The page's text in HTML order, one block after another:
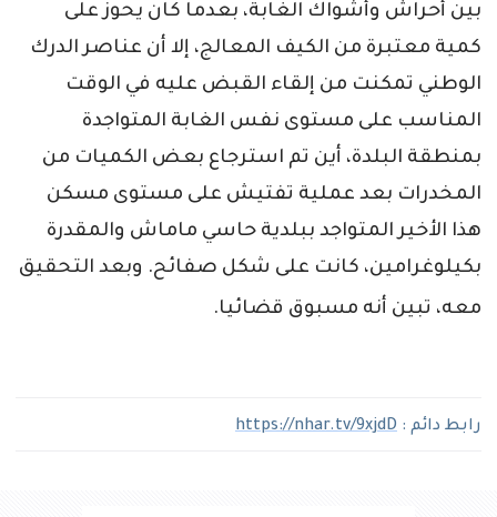
بين أحراش وأشواك الغابة، بعدما كان يحوز على
كمية معتبرة من الكيف المعالج، إلا أن عناصر الدرك
الوطني تمكنت من إلقاء القبض عليه في الوقت
المناسب على مستوى نفس الغابة المتواجدة
بمنطقة البلدة، أين تم استرجاع بعض الكميات من
المخدرات بعد عملية تفتيش على مستوى مسكن
هذا الأخير المتواجد ببلدية حاسي ماماش والمقدرة
بكيلوغرامين، كانت على شكل صفائح. وبعد التحقيق
معه، تبين أنه مسبوق قضائيا.
رابط دائم : https://nhar.tv/9xjdD